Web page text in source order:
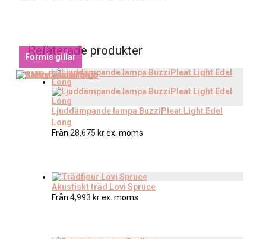
Relaterade produkter
Formis gillar
Ljuddämpande lampa BuzziPleat Light Edel
Long
Från 28,675 krex. moms
Akustiskt träd Lovi Spruce
Från 4,993 krex. moms